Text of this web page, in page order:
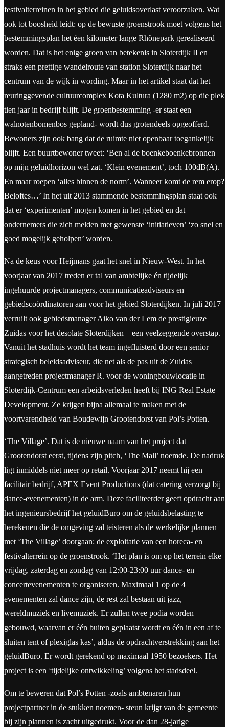
festivalterreinen in het gebied die geluidsoverlast veroorzaken. Wat
ook tot boosheid leidt: op de bewuste groenstrook moet volgens het
bestemmingsplan het éen kilometer lange Rhônepark gerealiseerd
worden. Dat is het enige groen van betekenis in Sloterdijk II en
straks een prettige wandelroute van station Sloterdijk naar het
centrum van de wijk in wording. Maar in het artikel staat dat het
reuringgevende cultuurcomplex Kota Kultura (1280 m2) op die plek
tien jaar in bedrijf blijft. De groenbestemming -er staat een
walnotenbomenbos gepland- wordt dus grotendeels opgeofferd.
Bewoners zijn ook bang dat de ruimte niet openbaar toegankelijk
blijft. Een buurtbewoner tweet: ‘Ben al de boenkeboenkebronnen
op mijn geluidhorizon wel zat. ‘Klein evenement’, toch 100dB(A).
En maar roepen ‘alles binnen de norm’. Wanneer komt de rem erop?
Beloftes…’ In het uit 2013 stammende bestemmingsplan staat ook
dat er ‘experimenten’ mogen komen in het gebied en dat
ondernemers die zich melden met gewenste ‘initiatieven’ ‘zo snel en
goed mogelijk geholpen’ worden.
Na de keus voor Heijmans gaat het snel in Nieuw-West. In het
voorjaar van 2017 treden er tal van ambtelijke én tijdelijk
ingehuurde projectmanagers, communicatieadviseurs en
gebiedscoördinatoren aan voor het gebied Sloterdijken. In juli 2017
verruilt ook gebiedsmanager Aiko van der Lem de prestigieuze
Zuidas voor het desolate Sloterdijken – een veelzeggende overstap.
Vanuit het stadhuis wordt het team ingefluisterd door een senior
strategisch beleidsadviseur, die net als de pas uit de Zuidas
aangetreden projectmanager R. voor de woningbouwlocatie in
Sloterdijk-Centrum een arbeidsverleden heeft bij ING Real Estate
Development. Ze krijgen bijna allemaal te maken met de
voortvarendheid van Boudewijn Grootendorst van Pol’s Potten.
‘The Village’. Dat is de nieuwe naam van het project dat
Grootendorst eerst, tijdens zijn pitch, ‘The Mall’ noemde. De nadruk
ligt inmiddels niet meer op retail. Voorjaar 2017 neemt hij een
facilitair bedrijf, APEX Event Productions (dat catering verzorgt bij
dance-evenementen) in de arm. Deze faciliteerder geeft opdracht aan
het ingenieursbedrijf het geluidBuro om de geluidsbelasting te
berekenen die de omgeving zal teisteren als de werkelijke plannen
met ‘The Village’ doorgaan: de exploitatie van een horeca- en
festivalterrein op de groenstrook. ‘Het plan is om op het terrein elke
vrijdag, zaterdag en zondag van 12:00-23:00 uur dance- en
concertevenementen te organiseren. Maximaal 1 op de 4
evenementen zal dance zijn, de rest zal bestaan uit jazz,
wereldmuziek en livemuziek. Er zullen twee podia worden
gebouwd, waarvan er één buiten geplaatst wordt en één in een af te
sluiten tent of plexiglas kas’, aldus de opdrachtverstrekking aan het
geluidBuro. Er wordt gerekend op maximaal 1950 bezoekers. Het
project is een ‘tijdelijke ontwikkeling’ volgens het stadsdeel.
Om te beweren dat Pol’s Potten -zoals ambtenaren hun
projectpartner in de stukken noemen- steun krijgt van de gemeente
bij zijn plannen is zacht uitgedrukt. Voor de dan 28-jarige